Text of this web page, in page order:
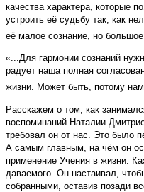
качества характера, которые
устроить её судьбу так, как
её малое сознание, но
«...Для гармонии сознаний
радует наша полная
жизни. Может быть, потому
Расскажем о том, как
воспоминаний Наталии
требовал он от нас. Это было
А самым главным, на чём он
применение Учения в жизни.
даваемого. Он настаивал,
собранными, оставив позади